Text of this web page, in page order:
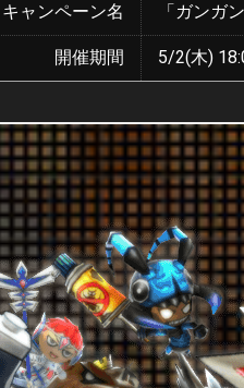
キャンペーン名 「ガンガ
開催期間 5/2(木)